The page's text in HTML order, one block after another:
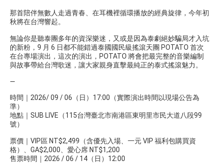
那首陪伴無數人走過青春、在耳機裡循環播放的經典旋律，今年初
秋將在台灣響起。
無論你是聽泰團多年的資深樂迷，又或是因為泰劇絕妙騙局才入坑
的新粉，9 月 6 日都不能錯過泰國國民級搖滾天團 POTATO 首次
在台專場演出，這次的演出，POTATO 將會把最完整的音樂編制
與故事帶給台灣歌迷，讓大家親身直擊最純正的泰式搖滾魅力。
—
時間｜2026/ 09 / 06（日）17:00（實際演出時間以現場公告為
準）
地點｜SUB LIVE（115台灣臺北市南港區東明里市民大道八段99
號）
票價｜VIP區 NT$2,499（含優先入場、一元 VIP 福利包購買資
格）、GA$2,000、愛心席 NT$1,200
售票時間｜2026 / 06 / 14（日）12:00